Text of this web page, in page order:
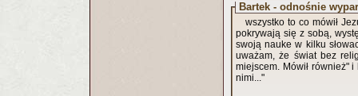
Bartek - odnośnie
wszystko to co mówił
pokrywają się z sobą,
swoją nauke w kilku
uważam, że świat bez
miejscem. Mówił również"
nimi..."